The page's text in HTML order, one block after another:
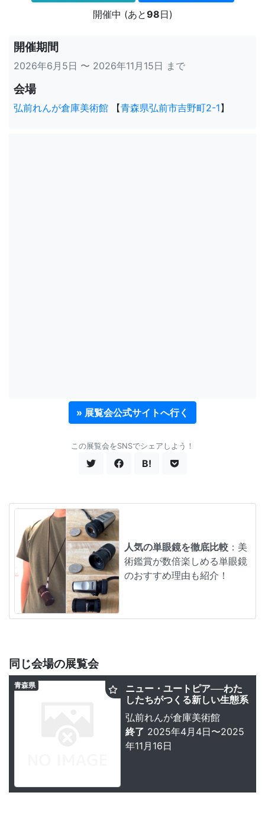
開催中 (あと98日)
開催期間
2026年6月5日 〜 2026年11月15日 まで
会場
弘前れんが倉庫美術館 【青森県弘前市吉野町2-1】
» 展覧会公式サイトへ行く
この展覧会をSNSでシェアしよう！
B!
人気の単眼鏡を徹底比較 ：美
術鑑賞が数倍楽しめる単眼鏡
のおすすめ理由も紹介！
同じ会場の展覧会
ニュー・ユートピア──わた
したちがつくる新しい生態系
弘前れんが倉庫美術館
終了 2025年4月4日〜2025
年11月16日
青森県